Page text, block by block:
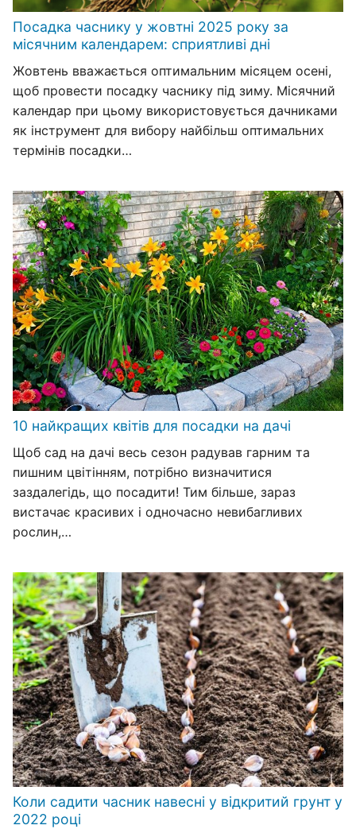
Посадка часнику у жовтні 2025 року за
місячним календарем: сприятливі дні
Жовтень вважається оптимальним місяцем осені,
щоб провести посадку часнику під зиму. Місячний
календар при цьому використовується дачниками
як інструмент для вибору найбільш оптимальних
термінів посадки…
10 найкращих квітів для посадки на дачі
Щоб сад на дачі весь сезон радував гарним та
пишним цвітінням, потрібно визначитися
заздалегідь, що посадити! Тим більше, зараз
вистачає красивих і одночасно невибагливих
рослин,…
Коли садити часник навесні у відкритий грунт у
2022 році